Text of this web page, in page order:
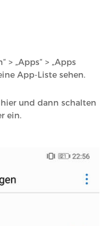
> „Apps“ > „Apps
App-Liste sehen.
hier und dann schalten
ein.